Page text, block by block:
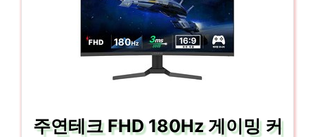
주연테크 FHD 180Hz 게이밍 커